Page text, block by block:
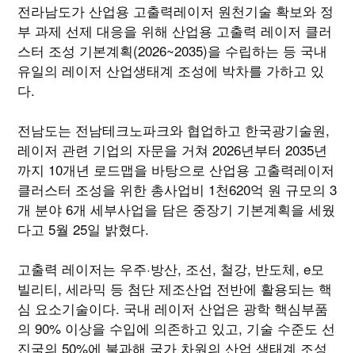
전라남도가 산업용 고출력레이저 원천기술 확보와 정
부 과제 선제 대응을 위해 산업용 고출력 레이저 클러
스터 조성 기본계획(2026~2035)을 수립하는 등 국내
유일의 레이저 산업생태계 조성에 박차를 가하고 있
다.
전남도는 전남테크노파크와 협업하고 한국광기술원,
레이저 관련 기업의 자문을 거쳐 2026년부터 2035년
까지 10개년 로드맵을 바탕으로 산업용 고출력레이저
클러스터 조성을 위한 총사업비 1천620억 원 규모의 3
개 분야 6개 세부사업을 담은 중장기 기본계획을 세웠
다고 5월 25일 밝혔다.
고출력 레이저는 우주·방산, 조선, 철강, 반도체, e모
빌리티, 세라믹 등 첨단 제조산업 전반에 활용되는 핵
심 요소기술이다. 국내 레이저 산업은 광학 핵심부품
의 90% 이상을 수입에 의존하고 있고, 기술 수준도 선
진국의 50%에 불과해 국가 차원의 산업 생태계 조성